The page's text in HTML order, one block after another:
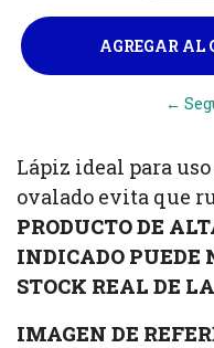
←
Lápiz ideal para
ovalado evita que
PRODUCTO DE
INDICADO PUEDE
STOCK REAL DE
IMAGEN DE